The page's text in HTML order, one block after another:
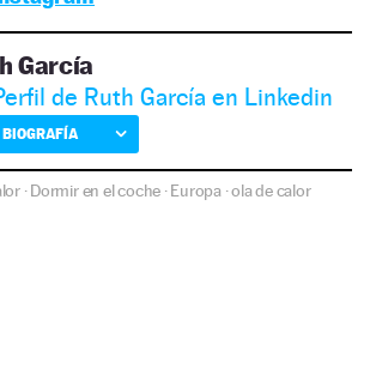
García
de Ruth García en Linkedin
BIOGRAFÍA
·Dormir en el coche ·Europa ·ola de calor